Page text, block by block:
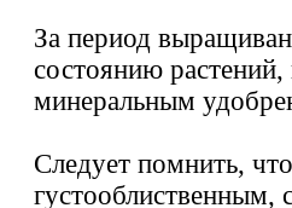
За период
состоянию
минеральным
Следует помнить,
густооблиственным,